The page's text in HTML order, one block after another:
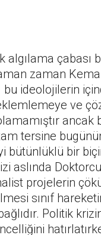
algılama
zaman
bu ideolojilerin
ve
ancak
tersine
bütünlüklü bir
aslında
projelerin
sınıf
Politik